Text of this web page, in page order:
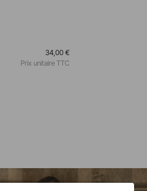
34,00 €
Prix unitaire TTC